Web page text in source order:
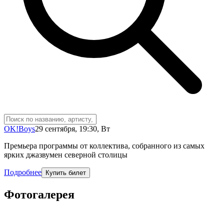
OK!Boys29 сентября, 19:30, Вт
Премьера программы от коллектива, собранного из самых
ярких джазвумен северной столицы
Подробнее Купить билет
Фотогалерея